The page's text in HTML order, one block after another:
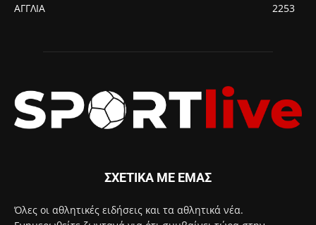
ΑΓΓΛΙΑ
2253
ΣΧΕΤΙΚΑ ΜΕ ΕΜΑΣ
Όλες οι αθλητικές ειδήσεις και τα αθλητικά νέα.